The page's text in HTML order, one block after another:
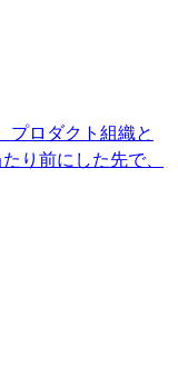
プロダクト組織と
り前にした先で、